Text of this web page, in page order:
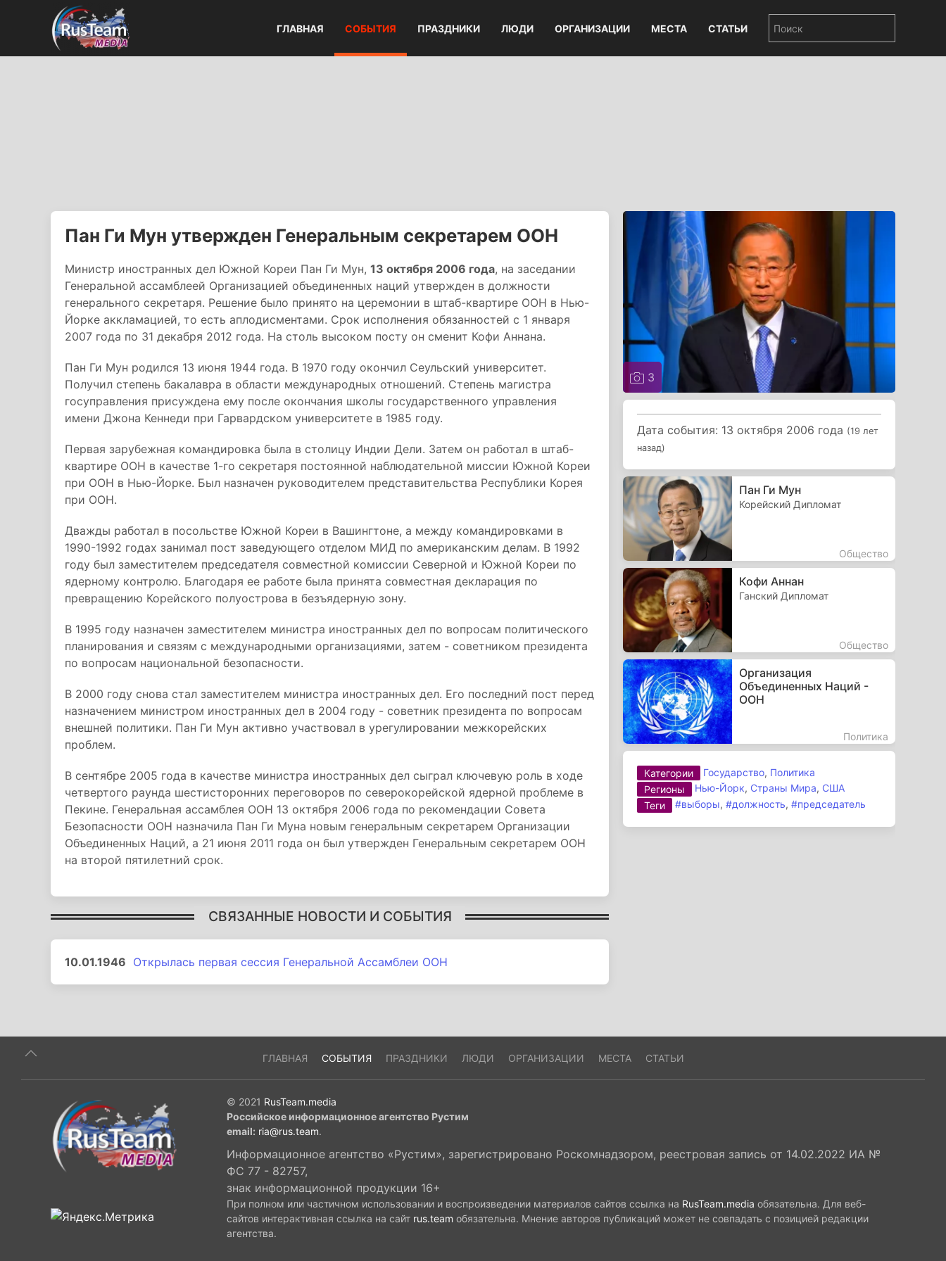
ГЛАВНАЯ СОБЫТИЯ ПРАЗДНИКИ ЛЮДИ ОРГАНИЗАЦИИ МЕСТА СТАТЬИ
Пан Ги Мун утвержден Генеральным секретарем ООН
Министр иностранных дел Южной Кореи Пан Ги Мун, 13 октября 2006 года, на заседании
Генеральной ассамблеей Организацией объединенных наций утвержден в должности
генерального секретаря. Решение было принято на церемонии в штаб-квартире ООН в Нью-
Йорке аккламацией, то есть аплодисментами. Срок исполнения обязанностей с 1 января
2007 года по 31 декабря 2012 года. На столь высоком посту он сменит Кофи Аннана.
Пан Ги Мун родился 13 июня 1944 года. В 1970 году окончил Сеульский университет.
Получил степень бакалавра в области международных отношений. Степень магистра
госуправления присуждена ему после окончания школы государственного управления
имени Джона Кеннеди при Гарвардском университете в 1985 году.
Первая зарубежная командировка была в столицу Индии Дели. Затем он работал в штаб-
квартире ООН в качестве 1-го секретаря постоянной наблюдательной миссии Южной Кореи
при ООН в Нью-Йорке. Был назначен руководителем представительства Республики Корея
при ООН.
Дважды работал в посольстве Южной Кореи в Вашингтоне, а между командировками в
1990-1992 годах занимал пост заведующего отделом МИД по американским делам. В 1992
году был заместителем председателя совместной комиссии Северной и Южной Кореи по
ядерному контролю. Благодаря ее работе была принята совместная декларация по
превращению Корейского полуострова в безъядерную зону.
В 1995 году назначен заместителем министра иностранных дел по вопросам политического
планирования и связям с международными организациями, затем - советником президента
по вопросам национальной безопасности.
В 2000 году снова стал заместителем министра иностранных дел. Его последний пост перед
назначением министром иностранных дел в 2004 году - советник президента по вопросам
внешней политики. Пан Ги Мун активно участвовал в урегулировании межкорейских
проблем.
В сентябре 2005 года в качестве министра иностранных дел сыграл ключевую роль в ходе
четвертого раунда шестисторонних переговоров по северокорейской ядерной проблеме в
Пекине. Генеральная ассамблея ООН 13 октября 2006 года по рекомендации Совета
Безопасности ООН назначила Пан Ги Муна новым генеральным секретарем Организации
Объединенных Наций, а 21 июня 2011 года он был утвержден Генеральным секретарем ООН
на второй пятилетний срок.
СВЯЗАННЫЕ НОВОСТИ И СОБЫТИЯ
10.01.1946 Открылась первая сессия Генеральной Ассамблеи ООН
3
Дата события: 13 октября 2006 года (19 лет
назад)
Пан Ги Мун
Корейский Дипломат
Общество
Кофи Аннан
Ганский Дипломат
Общество
Организация
Объединенных Наций -
ООН
Политика
Категории Государство, Политика
Регионы
Нью-Йорк, Страны Мира, США
Теги
#выборы,#должность,#председатель
ГЛАВНАЯ СОБЫТИЯ ПРАЗДНИКИ ЛЮДИ ОРГАНИЗАЦИИ МЕСТА СТАТЬИ
© 2021 RusTeam.media
Российское информационное агентство Рустим
email: ria@rus.team.
Информационное агентство «Рустим», зарегистрировано Роскомнадзором, реестровая запись от 14.02.2022 ИА №
ФС 77 - 82757,
знак информационной продукции 16+
При полном или частичном использовании и воспроизведении материалов сайтов ссылка на RusTeam.media обязательна. Для веб-
сайтов интерактивная ссылка на сайт rus.team обязательна. Мнение авторов публикаций может не совпадать с позицией редакции
агентства.